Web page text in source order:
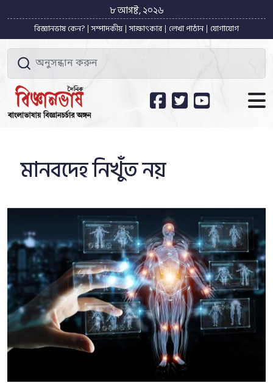
৮ আগষ্ট, ২০২৬
বিজ্ঞানভাষ কেন? সম্পাদকীয় সাক্ষাৎকার লেখা পাঠান যোগাযোগ
মানবদেহ নিখুঁত নয়